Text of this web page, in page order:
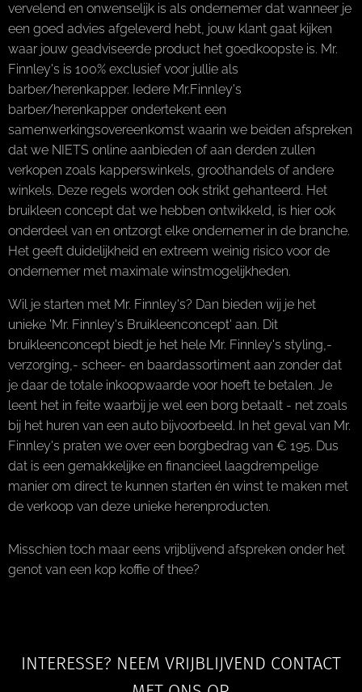
vervelend en onwenselijk is als ondernemer dat wanneer je
een goed advies afgeleverd hebt, jouw klant gaat kijken
waar jouw geadviseerde product het goedkoopste is. Mr.
Finnley's is 100% exclusief voor jullie als
barber/herenkapper. Iedere Mr.Finnley's
barber/herenkapper ondertekent een
samenwerkingsovereenkomst waarin we beiden afspreken
dat we NIETS online aanbieden of aan derden zullen
verkopen zoals kapperswinkels, groothandels of andere
winkels. Deze regels worden ook strikt gehanteerd. Het
bruikleen concept dat we hebben ontwikkeld, is hier ook
onderdeel van en ontzorgt elke ondernemer in de branche.
Het geeft duidelijkheid en extreem weinig risico voor de
ondernemer met maximale winstmogelijkheden.
Wil je starten met Mr. Finnley's? Dan bieden wij je het
unieke 'Mr. Finnley's Bruikleenconcept' aan. Dit
bruikleenconcept biedt je het hele Mr. Finnley's styling,-
verzorging,- scheer- en baardassortiment aan zonder dat
je daar de totale inkoopwaarde voor hoeft te betalen. Je
leent het in feite waarbij je wel een borg betaalt - net zoals
bij het huren van een auto bijvoorbeeld. In het geval van Mr.
Finnley's praten we over een borgbedrag van € 195. Dus
dat is een gemakkelijke en financieel laagdrempelige
manier om direct te kunnen starten én winst te maken met
de verkoop van deze unieke herenproducten.
Misschien toch maar eens vrijblijvend afspreken onder het
genot van een kop koffie of thee?
INTERESSE? NEEM VRIJBLIJVEND CONTACT